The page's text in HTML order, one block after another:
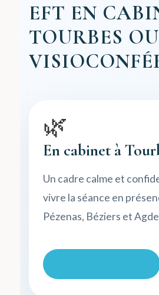
EFT EN
TOURBES
🌿
En cabinet à
Un cadre calme et
vivre la séance en
Pézenas, Béziers et